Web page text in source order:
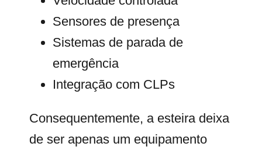
Sensores de presença
Sistemas de parada de
emergência
Integração com CLPs
Consequentemente, a esteira deixa
de ser apenas um equipamento